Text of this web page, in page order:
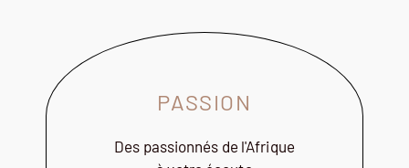
PASSION
Des passionnés de l'Afrique